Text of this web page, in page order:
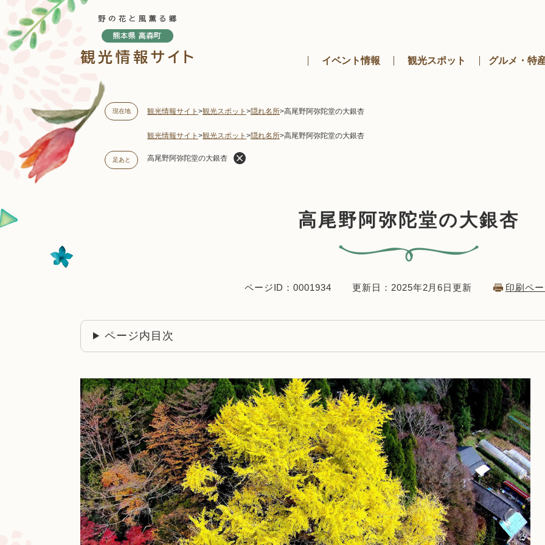
ジ
の
イベント情報 観光スポット グルメ・特
現在地 観光情報サイト >観光スポット >隠れ名所>高尾野阿弥陀堂の大銀杏
観光情報サイト >観光スポット >隠れ名所>高尾野阿弥陀堂の大銀杏
足あと 高尾野阿弥陀堂の大銀杏
高尾野阿弥陀堂の大銀杏
ページID：0001934 更新日：2025年2月6日更新 印刷ペ
ページ内目次